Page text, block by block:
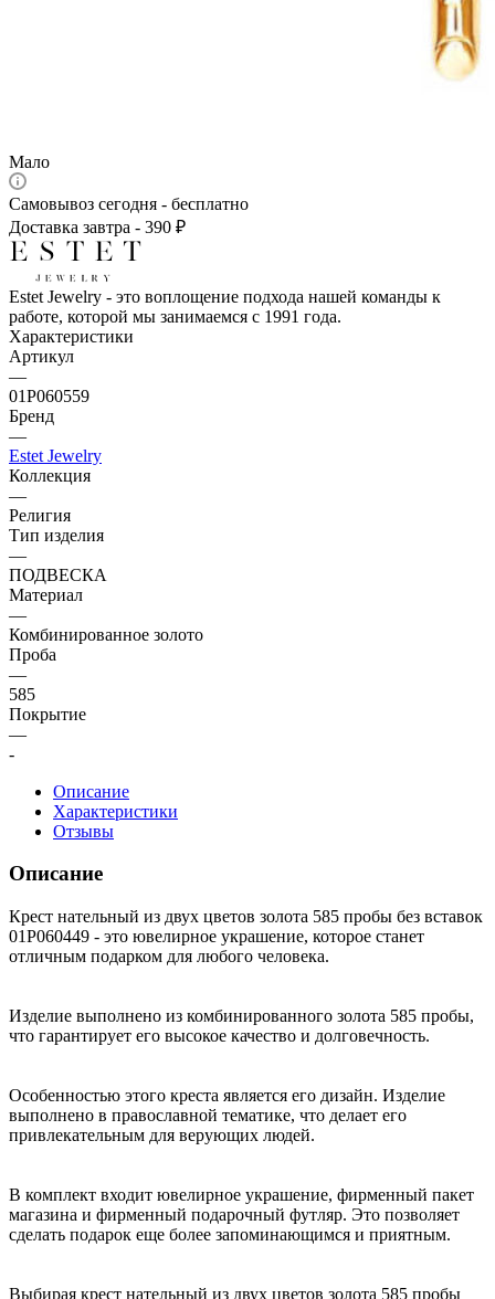
Мало
Самовывоз сегодня - бесплатно
Доставка завтра - 390 ₽
Estet Jewelry - это воплощение подхода нашей команды к
работе, которой мы занимаемся с 1991 года.
Характеристики
Артикул
—
01Р060559
Бренд
—
Estet Jewelry
Коллекция
—
Религия
Тип изделия
—
ПОДВЕСКА
Материал
—
Комбинированное золото
Проба
—
585
Покрытие
—
-
Описание
Характеристики
Отзывы
Описание
Крест нательный из двух цветов золота 585 пробы без вставок
01Р060449 - это ювелирное украшение, которое станет
отличным подарком для любого человека.
Изделие выполнено из комбинированного золота 585 пробы,
что гарантирует его высокое качество и долговечность.
Особенностью этого креста является его дизайн. Изделие
выполнено в православной тематике, что делает его
привлекательным для верующих людей.
В комплект входит ювелирное украшение, фирменный пакет
магазина и фирменный подарочный футляр. Это позволяет
сделать подарок еще более запоминающимся и приятным.
Выбирая крест нательный из двух цветов золота 585 пробы